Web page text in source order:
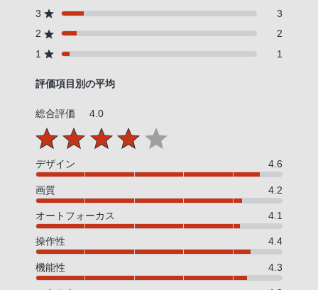
3
3
2
2
1
1
評価項目別の平均
総合評価 4.0
デザイン 4.6
画質 4.2
オートフォーカス 4.1
操作性 4.4
機能性 4.3